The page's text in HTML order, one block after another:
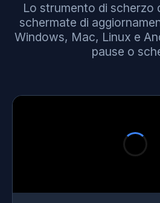
Lo strumento di scherzo
schermate di
Windows, Mac, Linux e
pause o